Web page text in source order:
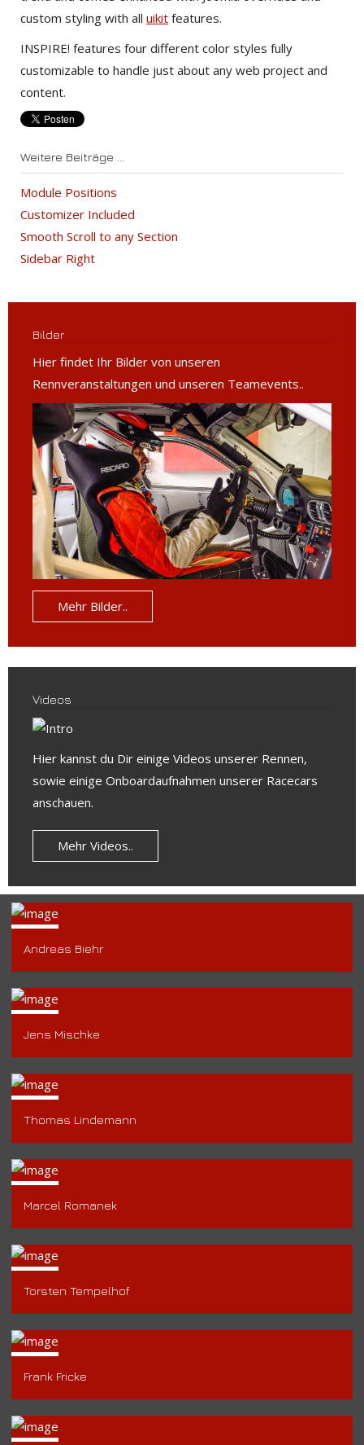
custom styling with all uikit features.
INSPIRE! features four different color styles fully
customizable to handle just about any web project and
content.
Weitere Beiträge ...
Module Positions
Customizer Included
Smooth Scroll to any Section
Sidebar Right
Bilder
Hier findet Ihr Bilder von unseren
Rennveranstaltungen und unseren Teamevents..
Mehr Bilder..
Videos
Hier kannst du Dir einige Videos unserer Rennen,
sowie einige Onboardaufnahmen unserer Racecars
anschauen.
Mehr Videos..
Andreas Biehr
Jens Mischke
Thomas Lindemann
Marcel Romanek
Torsten Tempelhof
Frank Fricke